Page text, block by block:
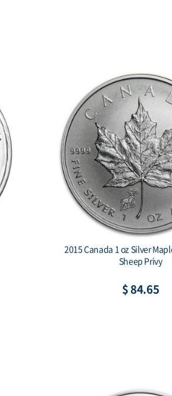
2015 Canada 1 oz Silver
Sheep Privy
$ 84.65